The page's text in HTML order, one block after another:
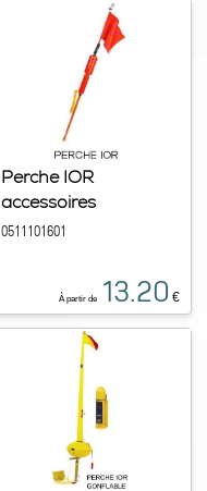
Perche IOR
accessoires
0511101601
À partir de 13.20 €